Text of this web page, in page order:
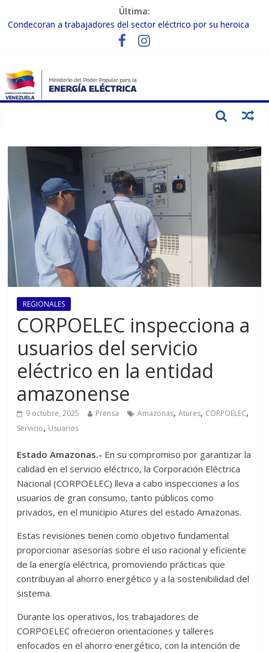
Última:
Condecoran a trabajadores del sector eléctrico por su heroica
labor tras el doble sismo del 24-J
Gobierno Nacional coordina acciones con el sector privado para
Inspeccionan trabajos de rehabilitación en instalaciones del SEN
en Carabobo
Gobierno Nacional activa plan preventivo para fortalecer el SEN
REGIONALES
CORPOELEC inspecciona a
usuarios del servicio
eléctrico en la entidad
amazonense
9 octubre, 2025 Prensa Amazonas,Atures, CORPOELEC,
Servicio, Usuarios
Estado Amazonas.- En su compromiso por garantizar la
calidad en el servicio eléctrico, la Corporación Eléctrica
Nacional (CORPOELEC) lleva a cabo inspecciones a los
usuarios de gran consumo, tanto públicos como
privados, en el municipio Atures del estado Amazonas.
Estas revisiones tienen como objetivo fundamental
proporcionar asesorías sobre el uso racional y eficiente
de la energía eléctrica, promoviendo prácticas que
contribuyan al ahorro energético y a la sostenibilidad del
sistema.
Durante los operativos, los trabajadores de
CORPOELEC ofrecieron orientaciones y talleres
enfocados en el ahorro energético, con la intención de